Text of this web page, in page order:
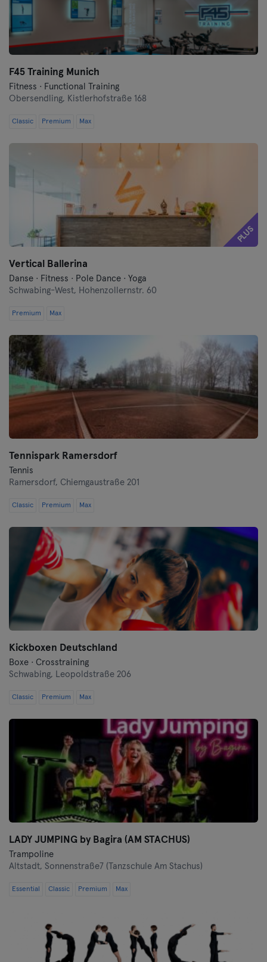
F45 Training Munich
Fitness · Functional Training
Obersendling, Kistlerhofstraße 168
Classic Premium Max
PLUS
Vertical Ballerina
Danse · Fitness · Pole Dance · Yoga
Schwabing-West, Hohenzollernstr. 60
Premium Max
Tennispark Ramersdorf
Tennis
Ramersdorf, Chiemgaustraße 201
Classic Premium Max
Kickboxen Deutschland
Boxe · Crosstraining
Schwabing, Leopoldstraße 206
Classic Premium Max
LADY JUMPING by Bagira (AM STACHUS)
Trampoline
Altstadt, Sonnenstraße7 (Tanzschule Am Stachus)
Essential Classic Premium Max